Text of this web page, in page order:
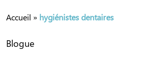
Accueil » hygiénistes dentaires
Blogue